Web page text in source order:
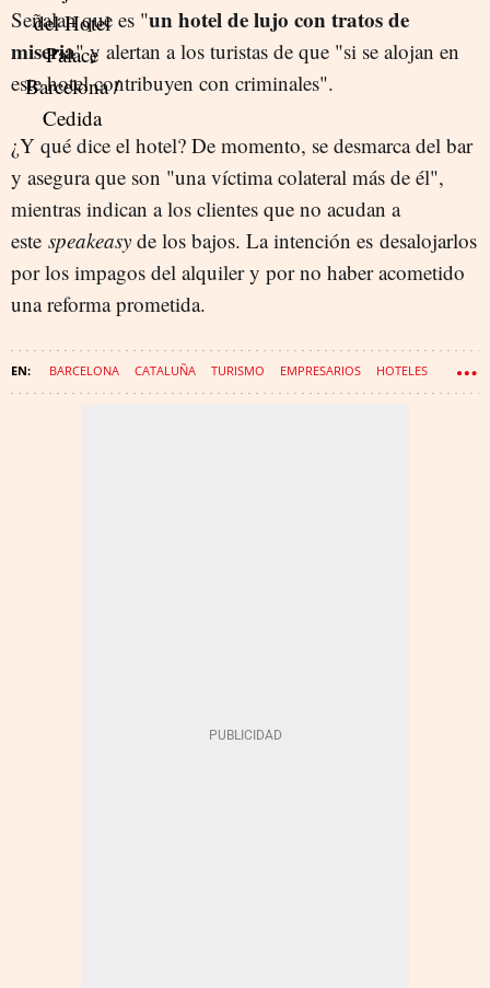
Señalan que es "un hotel de lujo con tratos de
miseria" y alertan a los turistas de que "si se alojan en
este hotel contribuyen con criminales".
¿Y qué dice el hotel? De momento, se desmarca del bar
y asegura que son "una víctima colateral más de él",
mientras indican a los clientes que no acudan a
este speakeasy de los bajos. La intención es desalojarlos
por los impagos del alquiler y por no haber acometido
una reforma prometida.
BARCELONA CATALUÑA TURISMO EMPRESARIOS HOTELES